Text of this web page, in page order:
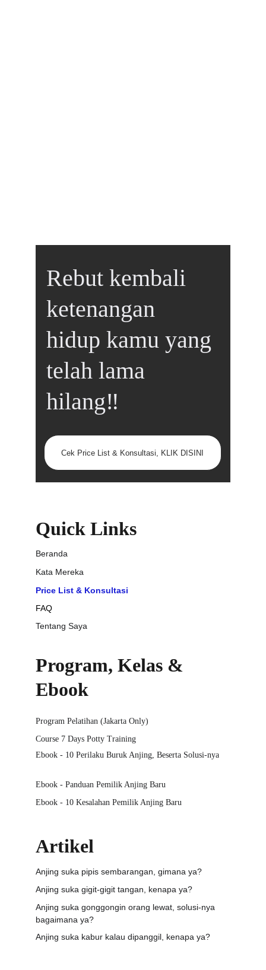
Quick Links
Artikel
Program, Kelas &
Ebook
Beranda
Kata Mereka
Price List & Konsultasi
Tentang Saya
Course 7 Days Potty Training
Ebook - 10 Kesalahan Pemilik Anjing Baru
Ebook - 10 Perilaku Buruk Anjing, Beserta Solusi-nya
Ebook - Panduan Pemilik Anjing Baru
Anjing suka pipis sembarangan, gimana ya?
Anjing suka gigit-gigit tangan, kenapa ya?
Anjing suka kabur kalau dipanggil, kenapa ya?
Anjing suka gonggongin orang lewat, solusi-nya
bagaimana ya?
Program Pelatihan (Jakarta Only)
FAQ
Rebut kembali
ketenangan
hidup kamu yang
telah lama
hilang‼️
Cek Price List & Konsultasi, KLIK DISINI